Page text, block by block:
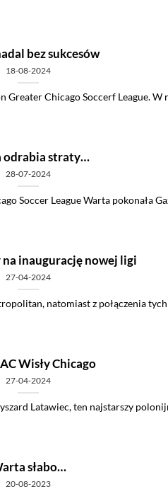
bez sukcesów
18-08-2024
Chicago Soccerf League. W
odrabia straty…
28-07-2024
Soccer League Warta pokonała
inaugurację nowej ligi
27-04-2024
natomiast z połączenia
Wisły Chicago
27-04-2024
Latawiec, ten najstarszy
słabo…
20-08-2023